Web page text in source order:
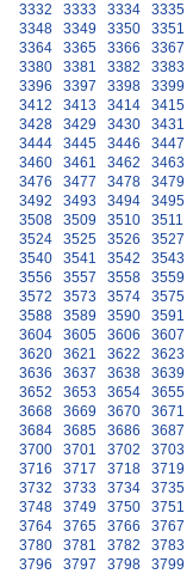
3332
3333 3334 3335
3348
3349 3350 3351
3364
3365 3366 3367
3380
3381 3382 3383
3396
3397 3398 3399
3412
3413 3414 3415
3428
3429 3430 3431
3444
3445 3446 3447
3460
3461 3462 3463
3476
3477 3478 3479
3492
3493 3494 3495
3508
3509 3510 3511
3524
3525 3526 3527
3540
3541 3542 3543
3556
3557 3558 3559
3572
3573 3574 3575
3588
3589 3590 3591
3604
3605 3606 3607
3620
3621 3622 3623
3636
3637 3638 3639
3652
3653 3654 3655
3668
3669 3670 3671
3684
3685 3686 3687
3700
3701 3702 3703
3716
3717 3718 3719
3732
3733 3734 3735
3748
3749 3750 3751
3764
3765 3766 3767
3780
3781 3782 3783
3796
3797 3798 3799